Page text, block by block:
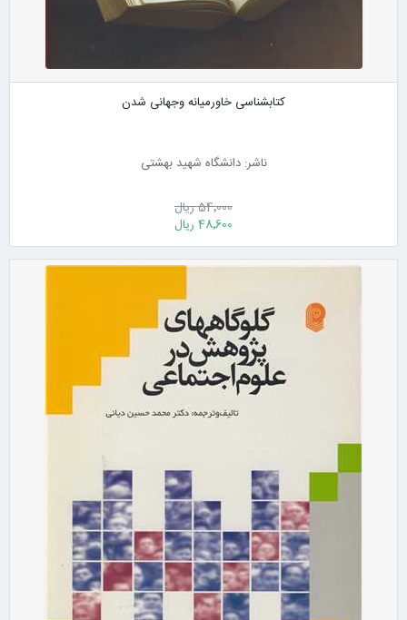
کتابشناسی خاورمیانه وجهانی شدن
ناشر: دانشگاه شهید بهشتی
54٬000 ریال
48٬600 ریال